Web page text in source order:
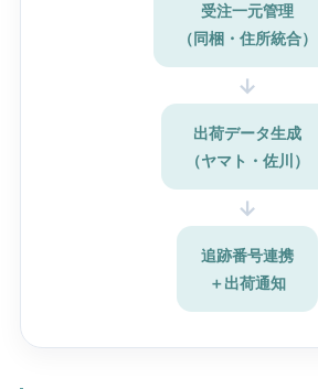
受注一元管理
（同梱・住所統合）
→
出荷データ生成
（ヤマト・佐川）
→
追跡番号連携
＋出荷通知